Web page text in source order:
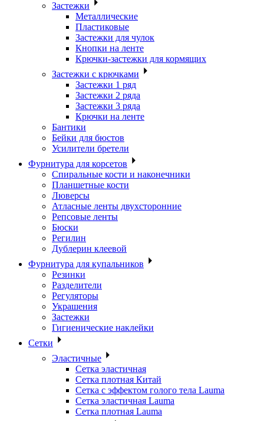
Застежки
Металлические
Пластиковые
Застежки для чулок
Кнопки на ленте
Крючки-застежки для кормящих
Застежки с крючками
Застежки 1 ряд
Застежки 2 ряда
Застежки 3 ряда
Крючки на ленте
Бантики
Бейки для бюстов
Усилители бретели
Фурнитура для корсетов
Спиральные кости и наконечники
Планшетные кости
Люверсы
Атласные ленты двухсторонние
Репсовые ленты
Бюски
Регилин
Дублерин клеевой
Фурнитура для купальников
Резинки
Разделители
Регуляторы
Украшения
Застежки
Гигиенические наклейки
Сетки
Эластичные
Сетка эластичная
Сетка плотная Китай
Сетка с эффектом голого тела Lauma
Сетка эластичная Lauma
Сетка плотная Lauma